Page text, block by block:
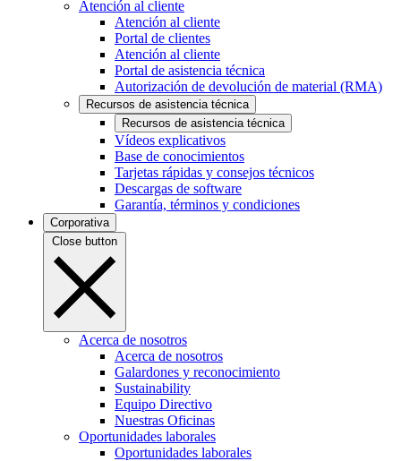
Atención al cliente
Atención al cliente
Portal de clientes
Atención al cliente
Portal de asistencia técnica
Autorización de devolución de material (RMA)
Recursos de asistencia técnica
Recursos de asistencia técnica
Vídeos explicativos
Base de conocimientos
Tarjetas rápidas y consejos técnicos
Descargas de software
Garantía, términos y condiciones
Corporativa
Close button
Acerca de nosotros
Acerca de nosotros
Galardones y reconocimiento
Sustainability
Equipo Directivo
Nuestras Oficinas
Oportunidades laborales
Oportunidades laborales